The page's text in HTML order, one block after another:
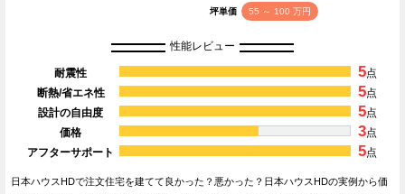
坪単価 55 ～ 100 万円
性能レビュー
耐震性 5点
断熱/省エネ性
5点
設計の自由度
5点
価格
3点
アフターサポート
5点
日本ハウスHDで注文住宅を建てて良かった？悪かった？日本ハウスHDの実例から価